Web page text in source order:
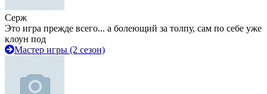
Серж
Это игра прежде всего... а болеющий за толпу, сам по себе уже
клоун под
Мастер игры (2 сезон)